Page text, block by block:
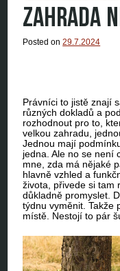
ZAHRADA
Posted on29.7.2024
Právníci to jistě znají
různých dokladů a
rozhodnout pro to,
velkou zahradu,
Jednou mají
jedna. Ale no se není
mne, zda má nějaké
hlavně vzhled a
života, přivede si tam
důkladně promyslet.
týdnu vyměnit. Takže
místě. Nestojí to pár